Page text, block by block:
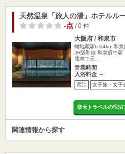
天然温泉「旅人の湯」ホテルル
-点/ 0 件
大阪府 / 和泉市
蛸地蔵駅6.04km 和泉
JR阪和線 和泉府中
電車で天…
営業時間
入浴料金 ～
宿泊 女子旅・女子
楽天トラベルの宿泊
関連情報から探す